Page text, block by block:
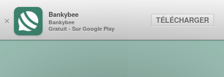
×
Bankybee
Bankybee
Gratuit - Sur Google Play
TÉLÉCHARGER